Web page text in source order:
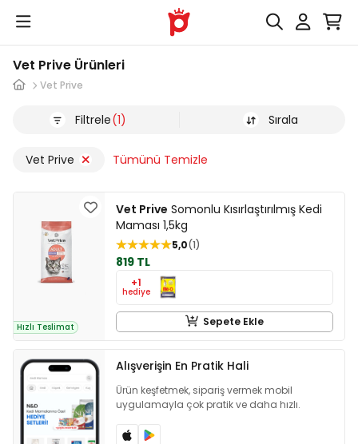
Vet Prive Ürünleri
Vet Prive
Filtrele(1) Sırala
Vet Prive Tümünü Temizle
Hızlı Teslimat
Vet Prive Somonlu Kısırlaştırılmış Kedi
Maması 1,5kg
5,0 1
819 TL
+1
hediye
Sepete Ekle
Alışverişin En Pratik Hali
Ürün keşfetmek, sipariş vermek mobil
uygulamayla çok pratik ve daha hızlı.